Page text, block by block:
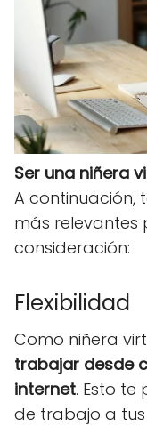
Ser una niñera
A continuación,
más relevantes
consideración:
Flexibilidad
Como niñera
trabajar desde
internet. Esto
de trabajo a